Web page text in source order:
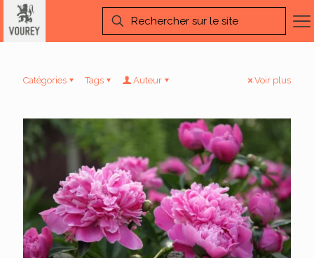
Catégories Tags Auteur Voir plus